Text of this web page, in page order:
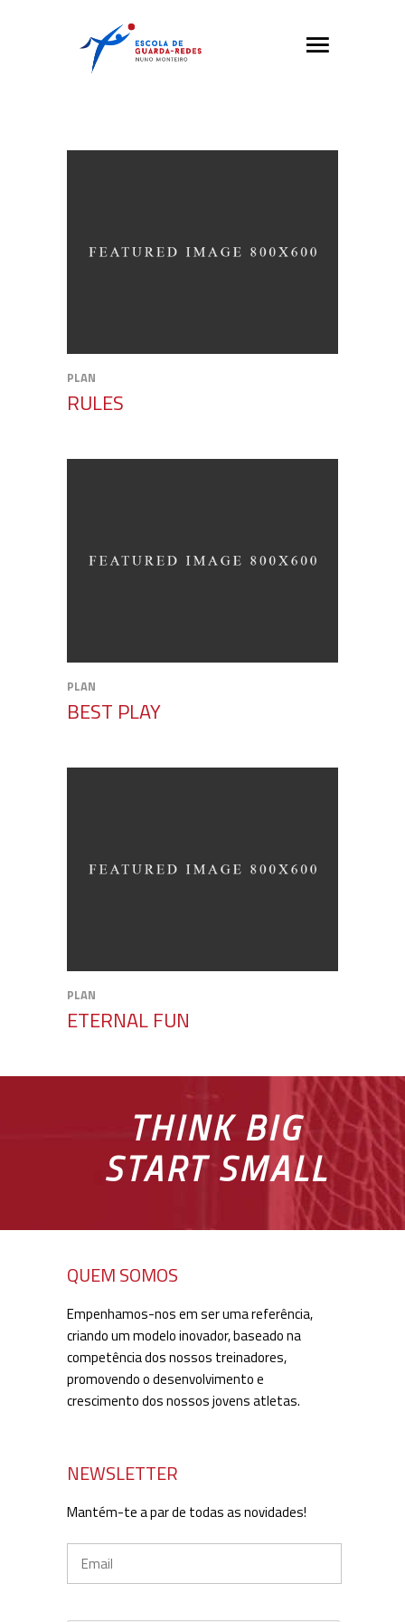
PLAN
RULES
PLAN
BEST PLAY
PLAN
ETERNAL FUN
THINK BIG
START SMALL
QUEM SOMOS
Empenhamos-nos em ser uma referência,
criando um modelo inovador, baseado na
competência dos nossos treinadores,
promovendo o desenvolvimento e
crescimento dos nossos jovens atletas.
NEWSLETTER
Mantém-te a par de todas as novidades!